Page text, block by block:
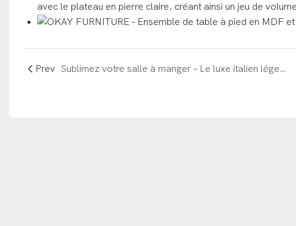
avec le plateau en pierre claire, créant ainsi un jeu de
Prev Sublimez votre salle à manger – Le luxe italien léger rencontre la polyvalence fonctionnelle